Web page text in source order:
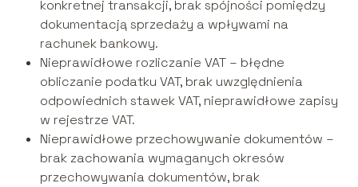
konkretnej transakcji, brak spójności pomiędzy
dokumentacją sprzedaży a wpływami na
rachunek bankowy.
Nieprawidłowe rozliczanie VAT – błędne
obliczanie podatku VAT, brak uwzględnienia
odpowiednich stawek VAT, nieprawidłowe zapisy
w rejestrze VAT.
Nieprawidłowe przechowywanie dokumentów –
brak zachowania wymaganych okresów
przechowywania dokumentów, brak